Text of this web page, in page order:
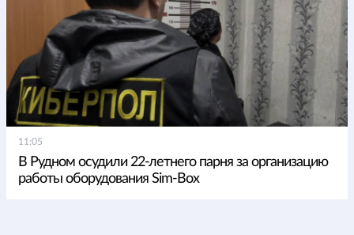
11:05
В Рудном осудили 22-летнего парня за организацию
работы оборудования Sim-Box